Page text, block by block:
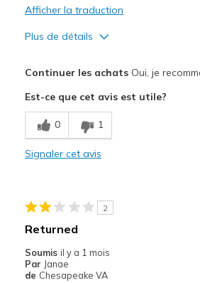
Afficher la traduction
Plus de détails
Breathe Well
Comfortable
Les meilleures utilisations
Continuer les achatsOui, je
Est-ce que cet avis est utile?
0 1
Signaler cet avis
2
Returned
Soumis il y a 1 mois
Par Janae
de Chesapeake VA